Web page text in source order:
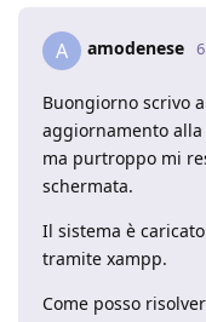
A amodenese
Buongiorno scrivo
aggiornamento
ma purtroppo mi
schermata.
Il sistema è
tramite xampp.
Come posso